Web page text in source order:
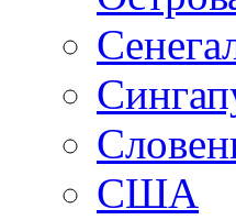
США